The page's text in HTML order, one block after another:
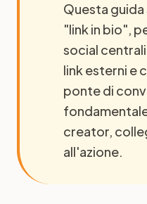
Questa
"link in bio",
social
link esterni e
ponte di
creator,
all'azione.